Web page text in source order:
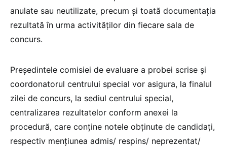
anulate sau neutilizate, precum și toată documentația
rezultată în urma activităților din fiecare sala de
concurs.
Președintele comisiei de evaluare a probei scrise și
coordonatorul centrului special vor asigura, la finalul
zilei de concurs, la sediul centrului special,
centralizarea rezultatelor conform anexei la
procedură, care conține notele obținute de candidați,
respectiv mențiunea admis/ respins/ neprezentat/